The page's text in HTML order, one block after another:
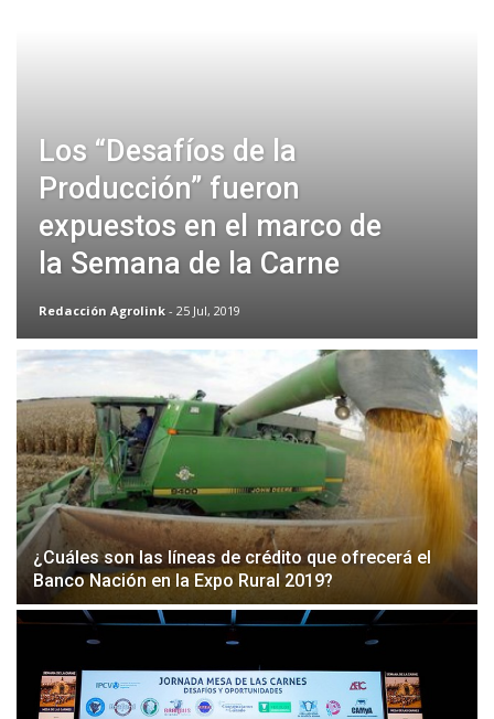
Los “Desafíos de la
Producción” fueron
expuestos en el marco de
la Semana de la Carne
Redacción Agrolink - 25 Jul, 2019
¿Cuáles son las líneas de crédito que ofrecerá el
Banco Nación en la Expo Rural 2019?